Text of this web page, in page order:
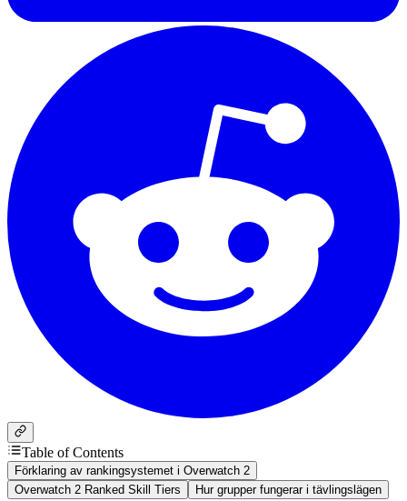
Table of Contents
Förklaring av rankingsystemet i Overwatch 2
Overwatch 2 Ranked Skill Tiers
Hur grupper fungerar i tävlingslägen